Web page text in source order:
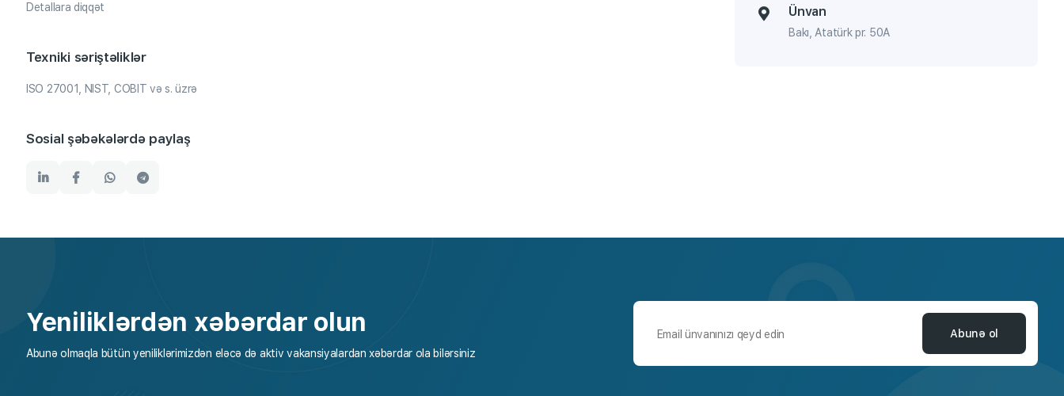
Detallara diqqət
Texniki səriştəliklər
ISO 27001, NIST, COBIT və s. üzrə
Sosial şəbəkələrdə paylaş
Ünvan
Bakı, Atatürk pr. 50A
Yeniliklərdən xəbərdar olun
Abunə olmaqla bütün yeniliklərimizdən eləcə də aktiv vakansiyalardan xəbərdar ola bilərsiniz
Abunə ol